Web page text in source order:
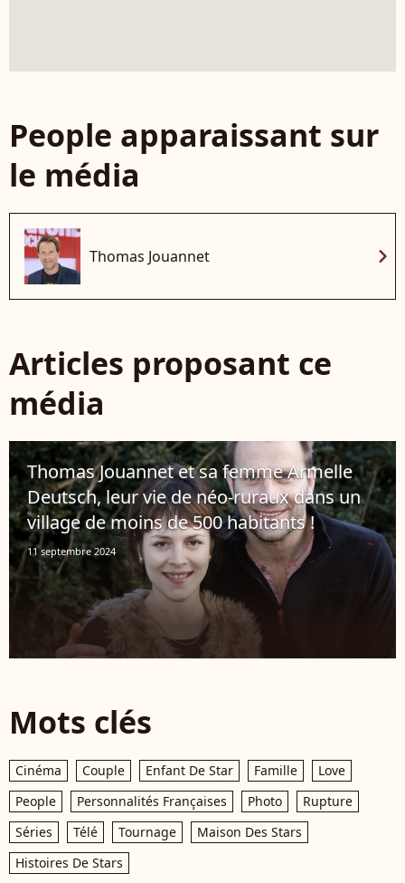
People apparaissant sur
le média
Thomas Jouannet chevron_right
Articles proposant ce
média
Thomas Jouannet et sa femme Armelle
Deutsch, leur vie de néo-ruraux dans un
village de moins de 500 habitants !
11 septembre 2024
Mots clés
Cinéma Couple Enfant De Star Famille
Love
People
Personnalités Françaises Photo
Rupture
Séries
Télé Tournage
Maison Des Stars
Histoires De Stars